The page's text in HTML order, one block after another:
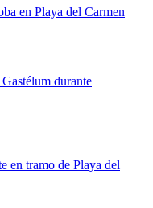
en Playa del Carmen
durante
en tramo de Playa del